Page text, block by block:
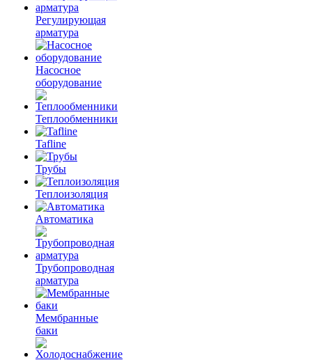
Регулирующая
арматура
Насосное
оборудование
Теплообменники
Tafline
Трубы
Теплоизоляция
Автоматика
Трубопроводная
арматура
Мембранные
баки